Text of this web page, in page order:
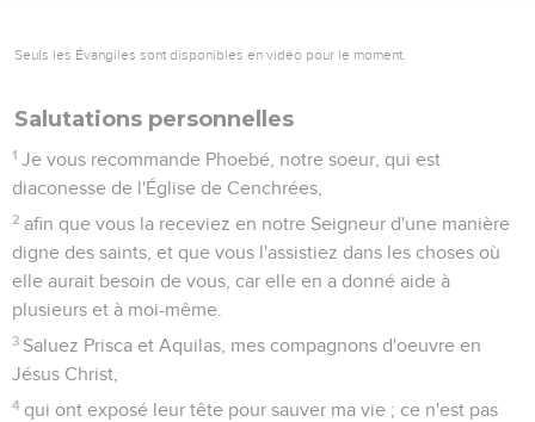
Seuls les Évangiles sont disponibles en vidéo pour le moment.
Salutations personnelles
1 Je vous recommande Phoebé, notre soeur, qui est
diaconesse de l'Église de Cenchrées,
2 afin que vous la receviez en notre Seigneur d'une manière
digne des saints, et que vous l'assistiez dans les choses où
elle aurait besoin de vous, car elle en a donné aide à
plusieurs et à moi-même.
3 Saluez Prisca et Aquilas, mes compagnons d'oeuvre en
Jésus Christ,
4 qui ont exposé leur tête pour sauver ma vie ; ce n'est pas